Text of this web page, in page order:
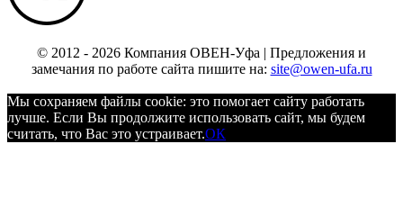
© 2012 - 2026 Компания ОВЕН-Уфа | Предложения и
замечания по работе сайта пишите на: site@owen-ufa.ru
Мы cохраняем файлы cookie: это помогает сайту работать
лучше. Если Вы продолжите использовать сайт, мы будем
считать, что Вас это устраивает.ОК